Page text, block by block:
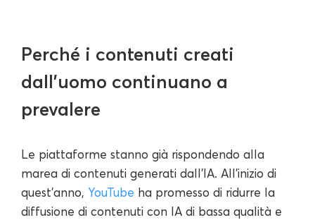
Perché i contenuti creati
dall'uomo continuano a
prevalere
Le piattaforme stanno già rispondendo alla
marea di contenuti generati dall'IA. All'inizio di
quest'anno, YouTube ha promesso di ridurre la
diffusione di contenuti con IA di bassa qualità e